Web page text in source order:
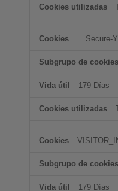
__Secure-
179 Días
179 Días